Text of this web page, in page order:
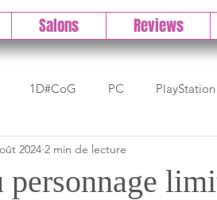
Salons Reviews
1D#CoG PC PlayStation
Test indé DLC
personnage
2024 2 min de lecture